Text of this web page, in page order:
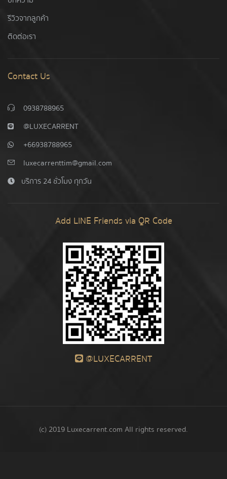
รีวิวจากลูกค้า
ติดต่อเรา
Contact Us
0938788965
@LUXECARRENT
+66938788965
luxecarrenttim@gmail.com
บริการ 24 ชั่วโมง ทุกวัน
Add LINE Friends via QR Code
@LUXECARRENT
(c) 2019 Luxecarrent.com All rights reserved.